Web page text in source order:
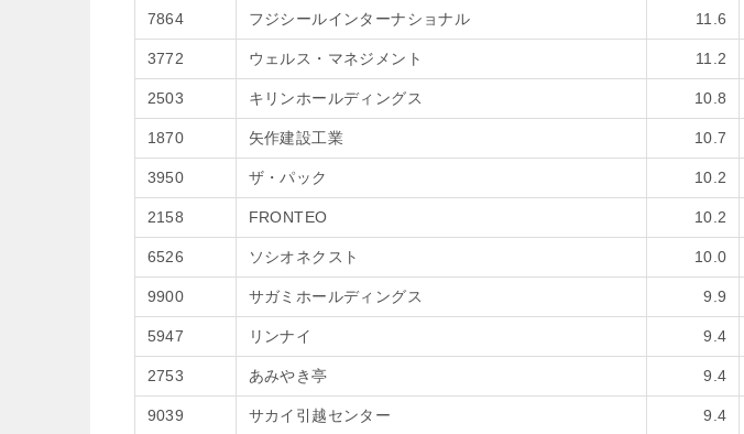
7864 フジシールインターナショナル 11.6
3772 ウェルス・マネジメント 11.2
2503 キリンホールディングス 10.8
1870 矢作建設工業 10.7
3950 ザ・パック 10.2
2158 FRONTEO 10.2
6526 ソシオネクスト 10.0
9900 サガミホールディングス 9.9
5947 リンナイ 9.4
2753 あみやき亭 9.4
9039 サカイ引越センター 9.4